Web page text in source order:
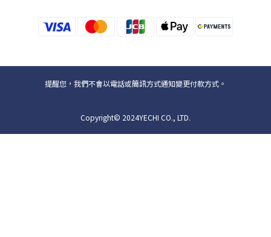
提醒您，我們不會以電話或簡訊方式通知變更付款方式。
Copyright© 2024YECHI CO., LTD.